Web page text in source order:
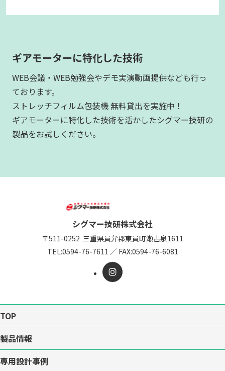
ギアモーターに特化した技術
WEB会議・WEB勉強会やデモ実演動画提供なども行っ
ております。
ストレッチフィルム包装機 無料貸出を実施中！
ギアモーターに特化した技術を活かしたシグマー技研の
製品をお試しください。
シグマー技研株式会社
〒511-0252 三重県員弁郡東員町瀬古泉1611
TEL:0594-76-7611 ／ FAX:0594-76-6081
TOP
製品情報
専用設計事例